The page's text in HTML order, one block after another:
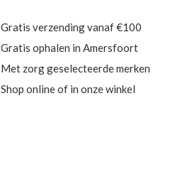
Gratis verzending vanaf €100
Gratis ophalen in Amersfoort
Met zorg geselecteerde merken
Shop online of in onze winkel